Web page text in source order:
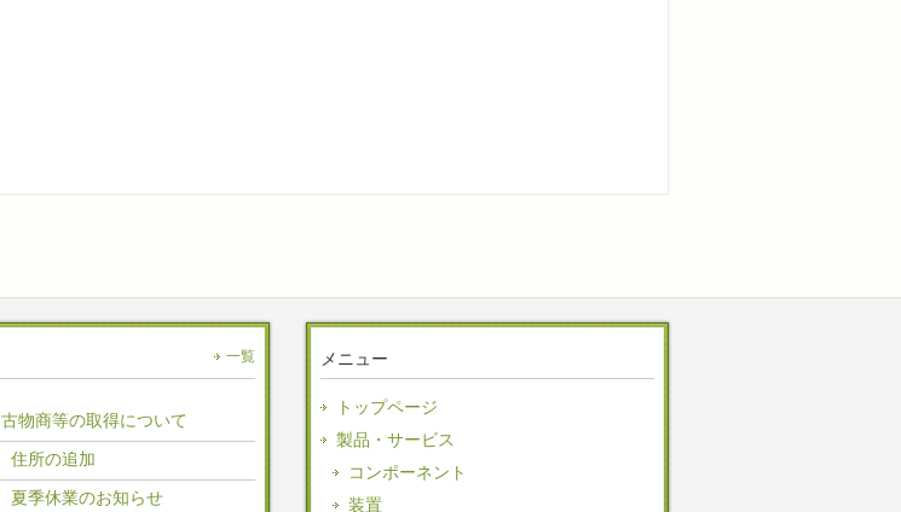
一覧
古物商等の取得について
住所の追加
夏季休業のお知らせ
メニュー
トップページ
製品・サービス
コンポーネント
装置